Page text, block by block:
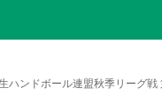
ハンドボール連盟秋季リーグ